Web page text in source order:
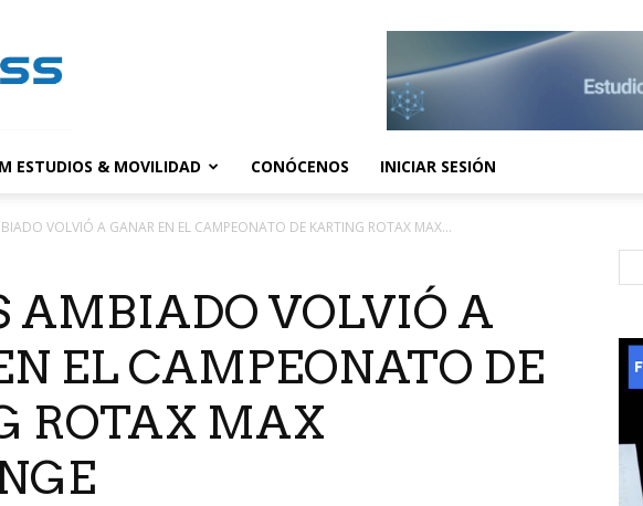
ESTUDIOS & MOVILIDAD CONÓCENOS INICIAR SESIÓN
VOLVIÓ A GANAR EN EL CAMPEONATO DE KARTING ROTAX MAX...
AMBIADO VOLVIÓ A
EL CAMPEONATO DE
ROTAX MAX